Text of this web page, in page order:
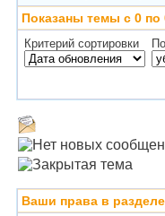
Показаны темы с 0 по
Критерий сортировки
Ваши права в разделе